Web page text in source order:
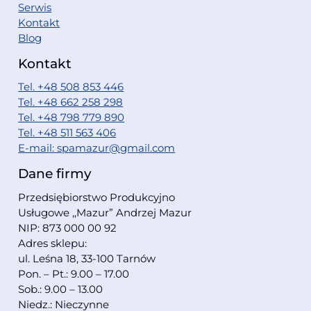
Serwis
Kontakt
Blog
Kontakt
Tel. +48 508 853 446
Tel. +48 662 258 298
Tel. +48 798 779 890
Tel. +48 511 563 406
E-mail: spamazur@gmail.com
Dane firmy
Przedsiębiorstwo Produkcyjno
Usługowe ,,Mazur” Andrzej Mazur
NIP: 873 000 00 92
Adres sklepu:
ul. Leśna 18, 33-100 Tarnów
Pon. – Pt.: 9.00 – 17.00
Sob.: 9.00 – 13.00
Niedz.: Nieczynne